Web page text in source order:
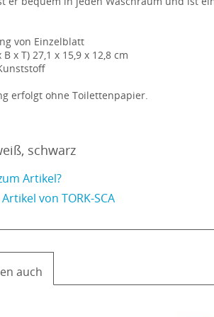
von Einzelblatt
x T) 27,1 x 15,9 x 12,8 cm
erfolgt ohne Toilettenpapier.
schwarz
Artikel?
von TORK-SCA
auch